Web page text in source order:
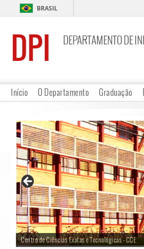
BRASIL
DPI DEPARTAMENTO DE
Início O Departamento Graduação
Centro de Ciências Exatas e Tecnológicas - CCE